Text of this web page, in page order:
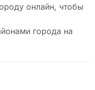
онлайн, чтобы
города на